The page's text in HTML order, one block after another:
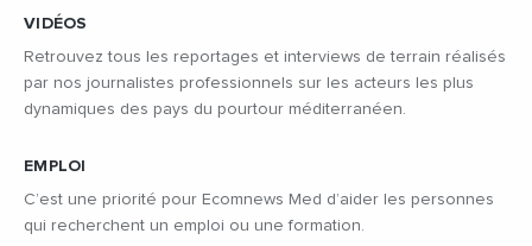
VIDÉOS
Retrouvez tous les reportages et interviews de terrain réalisés
par nos journalistes professionnels sur les acteurs les plus
dynamiques des pays du pourtour méditerranéen.
EMPLOI
C’est une priorité pour Ecomnews Med d’aider les personnes
qui recherchent un emploi ou une formation.